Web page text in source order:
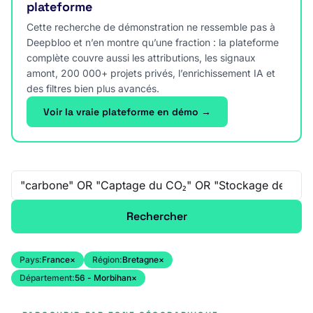
plateforme
Cette recherche de démonstration ne ressemble pas à
Deepbloo et n’en montre qu’une fraction : la plateforme
complète couvre aussi les attributions, les signaux
amont, 200 000+ projets privés, l’enrichissement IA et
des filtres bien plus avancés.
Voir la vraie plateforme en démo →
Recherche libre
Rechercher
Pays:France× Région:Bretagne×
Département:56 - Morbihan×